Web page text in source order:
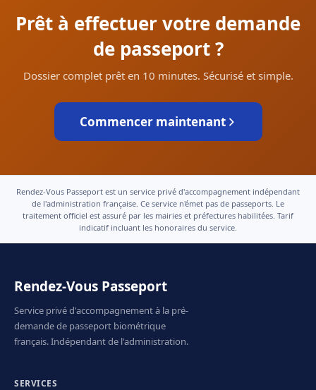
Prêt à effectuer votre demande
de passeport ?
Dossier complet prêt en 10 minutes. Sécurisé et simple.
Commencer maintenant
Rendez-Vous Passeport est un service privé d'accompagnement indépendant
de l'administration française. Ce service n'émet pas de passeports. Le
traitement officiel est assuré par les mairies et préfectures habilitées. Tarif
indicatif incluant les honoraires du service.
Rendez-Vous Passeport
Service privé d'accompagnement à la pré-
demande de passeport biométrique
français. Indépendant de l'administration.
SERVICES